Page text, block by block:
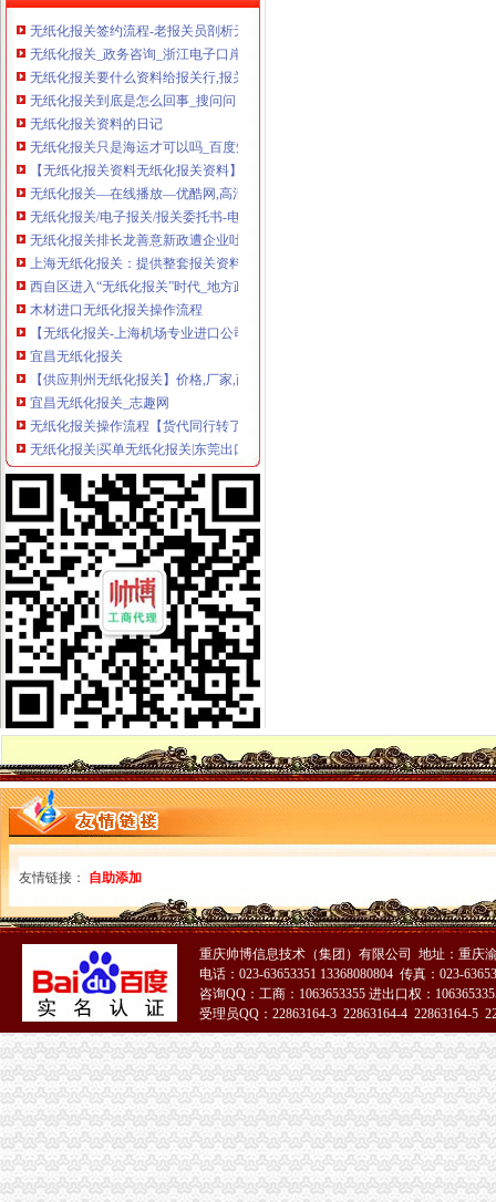
无纸化报关签约流程-老报关员剖析无纸化报关与有纸报关的区别
无纸化报关_政务咨询_浙江电子口岸
无纸化报关要什么资料给报关行,报关行,诺金报关
无纸化报关到底是怎么回事_搜问问
无纸化报关资料的日记
无纸化报关只是海运才可以吗_百度知道
【无纸化报关资料无纸化报关资料】价格_厂家_图片-Hc360慧聪网
无纸化报关—在线播放—优酷网,高清在线观看
无纸化报关/电子报关/报关委托书-电子委托书电子报关委托书有限公司
无纸化报关排长龙善意新政遭企业吐槽_资讯频道_凤凰网
上海无纸化报关：提供整套报关资料
西自区进入“无纸化报关”时代_地方政务_中国网
木材进口无纸化报关操作流程
【无纸化报关-上海机场专业进口公司】价格_厂家_图片-Hc360慧聪网
宜昌无纸化报关
【供应荆州无纸化报关】价格,厂家,商检报关代理-搜了网
宜昌无纸化报关_志趣网
无纸化报关操作流程【货代同行转了】
无纸化报关|买单无纸化报关|东莞出口报关代理|出口买单通关_
专业湖北无纸化无纸化报关_志趣网
无纸化报关Nano电子商城
宁波无纸化报关宁波电子报关宁波买单报关专业安全高效便捷-阿
无纸化报关问题。实行无纸化报关后,经常会出现信息无比对况,
提供宁波无纸化报关签约【今日推荐网-宁波物流运输】
无纸化报关,买单报关-你问我答-中国物流人论坛锦程物流网BBS-
无纸化报关怎么样签约-报关报检-福步外贸论坛（FOBBusiness
无纸化报关委托操作流程及无纸化报关
南沙为什么要无纸化报关价格_南沙为什么要无纸化报关_广东广州市南
无纸化报关排长龙善意新政遭企业吐槽_资讯频道_凤凰网
无纸化报关操作流程_无纸化委托报关_什么是无纸化报关_无纸化通关
无纸化报关申请流程_无纸化报关操作流程_无纸化报关_一般出口货物
无纸化报关大家都认可湖北欣海云【今日推荐武汉物流运输】
无纸化报关_阿里问到底
无纸化报关委托操作程及无纸化报关.doc
无纸化报关需要哪些资料_中华文本库
西自区进入“无纸化报关”时代-财经频道-金融界
无纸化报关的挑战的英文翻译_无纸化报关的挑战英语怎么说_海词词典
湖北无纸化报关为您解决报关难题
无纸化报关重要通知-阿里巴巴专栏
无纸化报关问题。实行无纸化报关后,经常会出现信息无比对况,
供应武汉无纸化报关-荆州新明伟国际货运代理有限公司
什麽是无纸化报关-深圳报关公司的日志-网易博客
成都公路口岸启动无纸化报关_滚动新闻_新浪财经_新浪网
免费提供无纸化报关抬头核销单报送资料-阿里巴巴专栏
无纸化报关操作流程-福步外贸百科
无纸化报关
长沙海关无纸化报关单超80%_城视网
报关进入“读秒”时代粤多个海关无纸化率超9成-新闻频道-华龙网
无纸化报关必备：无纸化报关单签约的流程-运去哪
无纸化报关要什么资料给报关行_深圳诺金_新浪博客
无纸化报关资料
无纸化报关-报关报检-福步外贸论坛（FOBBusinessForum）|中国
友情链接： 自助添加
重庆帅博信息技术（集团）有限公司 地址：重庆
电话：023-63653351 13368080804 传真：023-
咨询QQ：工商：1063653355 进出口权：
受理员QQ：22863164-3 22863164-4 22863164-5